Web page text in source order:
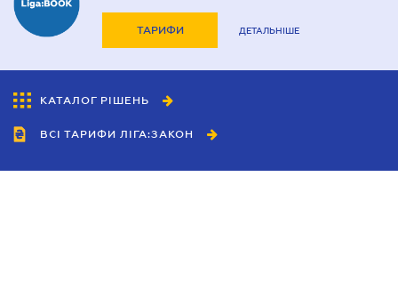
ТАРИФИ ДЕТАЛЬНІШЕ
КАТАЛОГ РІШЕНЬ
ВСІ ТАРИФИ ЛІГА:ЗАКОН